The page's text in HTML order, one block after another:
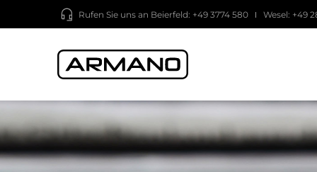
Rufen Sie uns an Beierfeld: +49 3774 580 Wesel: +49